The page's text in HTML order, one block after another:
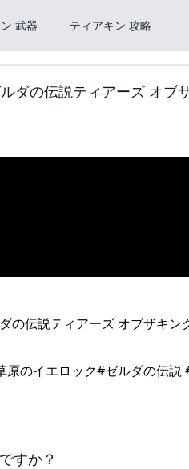
武器 ティアキン 攻略
ダの伝説ティアーズ オブ
のイエロック#ゼルダの伝説
すか？